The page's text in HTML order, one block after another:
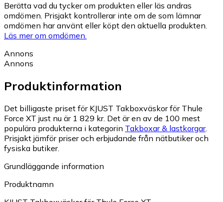
Berätta vad du tycker om produkten eller läs andras
omdömen. Prisjakt kontrollerar inte om de som lämnar
omdömen har använt eller köpt den aktuella produkten.
Läs mer om omdömen.
Annons
Annons
Produktinformation
Det billigaste priset för KJUST Takboxväskor för Thule
Force XT just nu är 1 829 kr. Det är en av de 100 mest
populära produkterna i kategorin Takboxar & lastkorgar.
Prisjakt jämför priser och erbjudande från nätbutiker och
fysiska butiker.
Grundläggande information
Produktnamn